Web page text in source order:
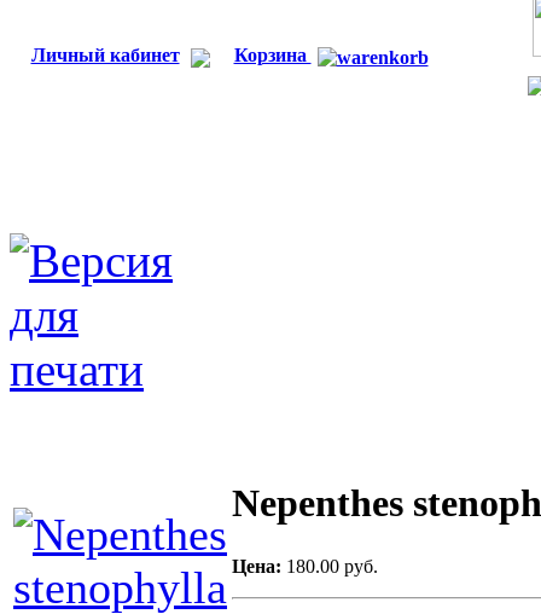
Личный кабинет Корзина
Nepenthes
Цена: 180.00 руб.